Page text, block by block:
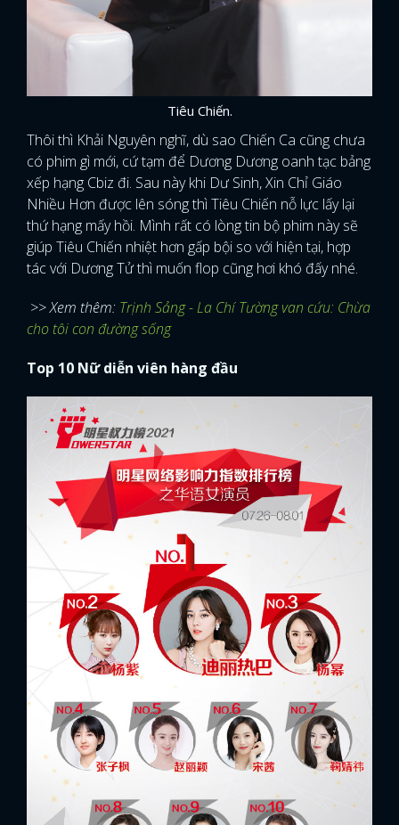
Tiêu Chiến.
Thôi thì Khải Nguyên nghĩ, dù sao Chiến Ca cũng chưa
có phim gì mới, cứ tạm để Dương Dương oanh tạc bảng
xếp hạng Cbiz đi. Sau này khi Dư Sinh, Xin Chỉ Giáo
Nhiều Hơn được lên sóng thì Tiêu Chiến nỗ lực lấy lại
thứ hạng mấy hồi. Mình rất có lòng tin bộ phim này sẽ
giúp Tiêu Chiến nhiệt hơn gấp bội so với hiện tại, hợp
tác với Dương Tử thì muốn flop cũng hơi khó đấy nhé.
>> Xem thêm: Trịnh Sảng - La Chí Tường van cứu: Chừa
cho tôi con đường sống
Top 10 Nữ diễn viên hàng đầu